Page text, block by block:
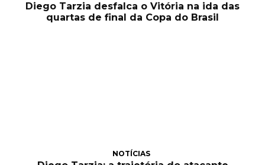
Diego Tarzia desfalca o Vitória na ida das
quartas de final da Copa do Brasil
NOTÍCIAS